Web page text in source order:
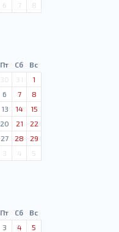
6 7 8
Пт Сб
Вс
30 31
1
6 7
8
13 14
15
20 21
22
27 28
29
3 4 5
Пт Сб
Вс
3 4
5